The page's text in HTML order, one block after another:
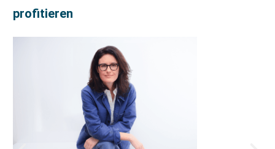
profitieren